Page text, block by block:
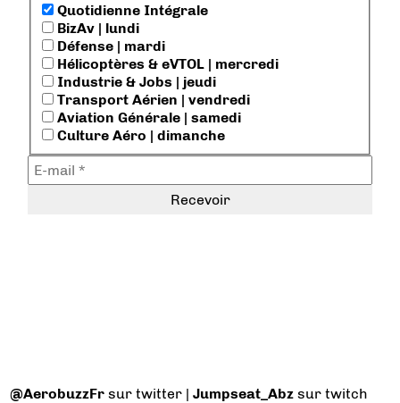
Quotidienne Intégrale
BizAv | lundi
Défense | mardi
Hélicoptères & eVTOL | mercredi
Industrie & Jobs | jeudi
Transport Aérien | vendredi
Aviation Générale | samedi
Culture Aéro | dimanche
@AerobuzzFr sur twitter |Jumpseat_Abz sur twitch